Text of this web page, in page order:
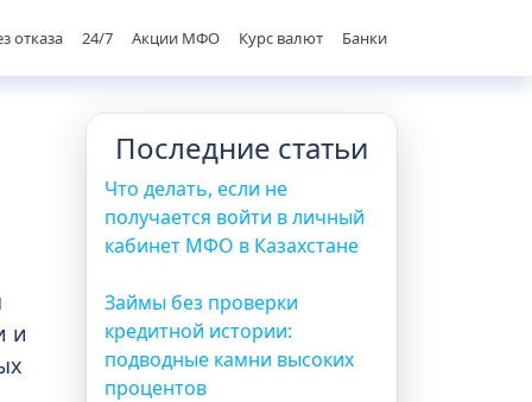
отказа 24/7 Акции МФО Курс валют Банки
и
Последние статьи
Что делать, если не
получается войти в личный
кабинет МФО в Казахстане
Займы без проверки
кредитной истории:
подводные камни высоких
процентов